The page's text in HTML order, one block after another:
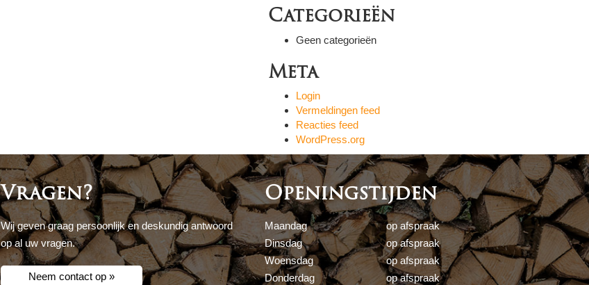
Categorieën
Geen categorieën
Meta
Login
Vermeldingen feed
Reacties feed
WordPress.org
Vragen?
Wij geven graag persoonlijk en deskundig antwoord
op al uw vragen.
Neem contact op »
Openingstijden
Maandag
op afspraak
Dinsdag
op afspraak
Woensdag
op afspraak
Donderdag
op afspraak